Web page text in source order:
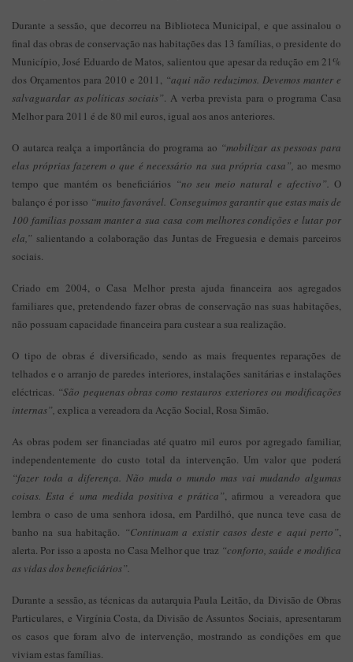
Durante a sessão, que decorreu na Biblioteca Municipal, e que assinalou o
final das obras de conservação nas habitações das 13 famílias, o presidente do
Município, José Eduardo de Matos, salientou que apesar da redução em 21%
dos Orçamentos para 2010 e 2011, “aqui não reduzimos. Devemos manter e
salvaguardar as políticas sociais”. A verba prevista para o programa Casa
Melhor para 2011 é de 80 mil euros, igual aos anos anteriores.
O autarca realça a importância do programa ao “mobilizar as pessoas para
elas próprias fazerem o que é necessário na sua própria casa”, ao mesmo
tempo que mantém os beneficiários “no seu meio natural e afectivo”. O
balanço é por isso “muito favorável. Conseguimos garantir que estas mais de
100 famílias possam manter a sua casa com melhores condições e lutar por
ela,” salientando a colaboração das Juntas de Freguesia e demais parceiros
sociais.
Criado em 2004, o Casa Melhor presta ajuda financeira aos agregados
familiares que, pretendendo fazer obras de conservação nas suas habitações,
não possuam capacidade financeira para custear a sua realização.
O tipo de obras é diversificado, sendo as mais frequentes reparações de
telhados e o arranjo de paredes interiores, instalações sanitárias e instalações
eléctricas. “São pequenas obras como restauros exteriores ou modificações
internas”, explica a vereadora da Acção Social, Rosa Simão.
As obras podem ser financiadas até quatro mil euros por agregado familiar,
independentemente do custo total da intervenção. Um valor que poderá
“fazer toda a diferença. Não muda o mundo mas vai mudando algumas
coisas. Esta é uma medida positiva e prática”, afirmou a vereadora que
lembra o caso de uma senhora idosa, em Pardilhó, que nunca teve casa de
banho na sua habitação. “Continuam a existir casos deste e aqui perto”,
alerta. Por isso a aposta no Casa Melhor que traz “conforto, saúde e modifica
as vidas dos beneficiários”.
Durante a sessão, as técnicas da autarquia Paula Leitão, da Divisão de Obras
Particulares, e Virgínia Costa, da Divisão de Assuntos Sociais, apresentaram
os casos que foram alvo de intervenção, mostrando as condições em que
viviam estas famílias.